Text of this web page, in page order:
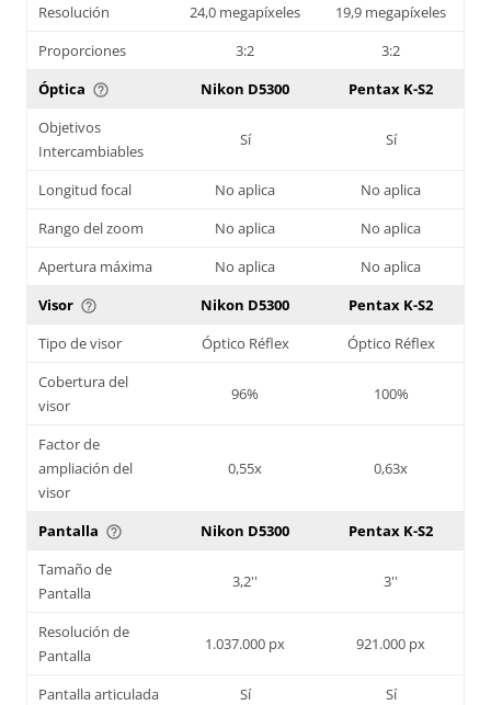
Resolución
24,0 megapíxeles
19,9 megapíxeles
Proporciones
3:2
3:2
Óptica help_outline Nikon D5300
Pentax K-S2
Objetivos
Intercambiables
Sí Sí
Longitud focal No aplica
No aplica
Rango del zoom
No aplica
No aplica
Apertura máxima
No aplica
No aplica
Visor help_outline Nikon D5300
Pentax K-S2
Tipo de visor
Óptico Réflex
Óptico Réflex
Cobertura del
visor
96% 100%
Factor de
ampliación del
visor
0,55x 0,63x
Pantalla help_outline Nikon D5300
Pentax K-S2
Tamaño de
Pantalla
3,2'' 3''
Resolución de
Pantalla
1.037.000 px 921.000 px
Pantalla articulada Sí
Sí